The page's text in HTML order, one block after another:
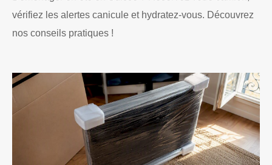
vérifiez les alertes canicule et hydratez-vous. Découvrez
nos conseils pratiques !